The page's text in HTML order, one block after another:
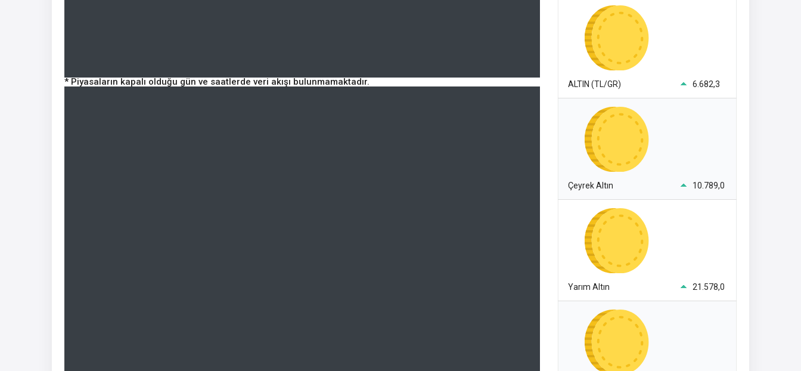
* Piyasaların kapalı olduğu gün ve saatlerde veri akışı bulunmamaktadır. ALTIN (TL/GR) 6.682,3
Çeyrek Altın 10.789,0
Yarım Altın 21.578,0